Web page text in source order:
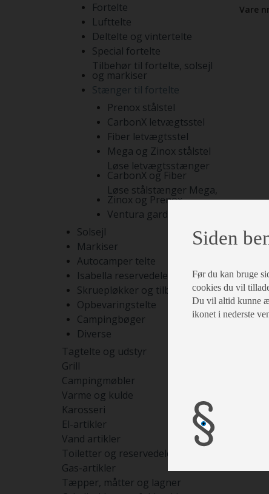
Fortelte
Lufttelte
Deltelte og vintertelte
Special fortelte
Tilbehør til fortelte, solsejl
og markiser
Stænger til fortelte
Prenox stålstel
CarbonX letvægtsstel
Fiber letvægtsstel
Mega og Zinox stålstel
Løse letvægtsstænger
CarbonX og Fiber
Løse stålstænger Mega,
Zinox og Prenox
Ventura gardinstænger
Solsejl
Markiser
Autocamper telte
Isabella reservedele
Skruepløkker og tilbehør
Opbevaringstelte
Campingbøger
Diverse
Tagtelte og udstyr
Grill
Campingmøbler
Varme og kulde
Karosseri
El-artikler
Vand artikler
Toiletter og reservedele
Gas-artikler
Tæpper, måtter og lagner
Vare
Siden
Før du kan bruge
cookies du vil
Du vil altid kunne
ikonet i nederste